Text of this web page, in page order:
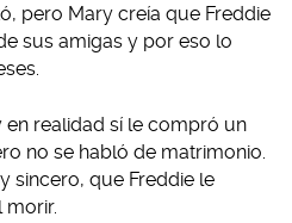
pero Mary creía que Freddie
sus amigas y por eso lo
en realidad sí le compró un
no se habló de matrimonio.
sincero, que Freddie le
morir.